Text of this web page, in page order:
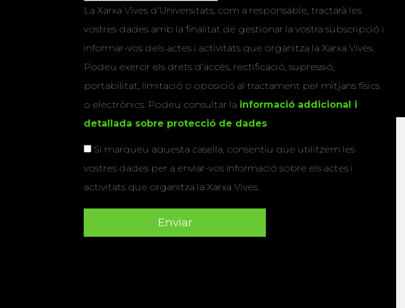
La Xarxa Vives d’Universitats, com a responsable, tractarà les
vostres dades amb la finalitat de gestionar la vostra subscripció i
informar-vos dels actes i activitats que organitza la Xarxa Vives.
Podeu exercir els drets d’accés, rectificació, supressió,
portabilitat, limitació o oposició al tractament per mitjans físics
o electrònics. Podeu consultar la informació addicional i
detallada sobre protecció de dades
Si marqueu aquesta casella, consentiu que utilitzem les
vostres dades per a enviar-vos informació sobre els actes i
activitats que organitza la Xarxa Vives.